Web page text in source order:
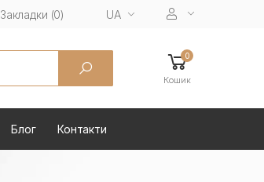
Закладки (0) UA
0
Кошик
Блог Контакти